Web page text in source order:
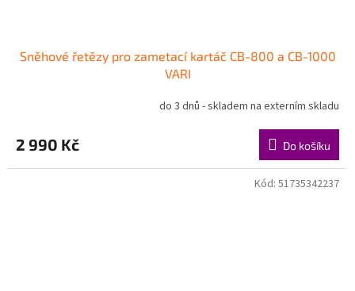
Sněhové řetězy pro zametací kartáč CB-800 a CB-1000
VARI
do 3 dnů - skladem na externím skladu
2 990 Kč Do košíku
Kód: 51735342237